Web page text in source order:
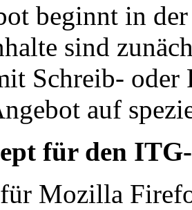
beginnt in
sind
Schreib- oder
auf
für den
Mozilla